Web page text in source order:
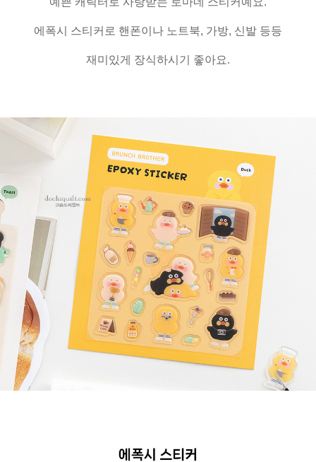
에폭시 스티커로 핸폰이나 노트북, 가방, 신발 등등
재미있게 장식하시기 좋아요.